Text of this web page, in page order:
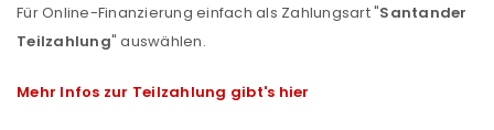
Für Online-Finanzierung einfach als Zahlungsart "Santander
Teilzahlung" auswählen.
Mehr Infos zur Teilzahlung gibt's hier